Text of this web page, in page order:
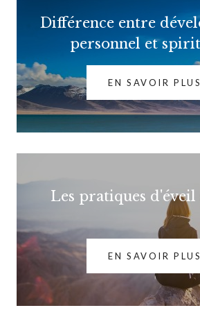
Différence entre
personnel et
EN SAVOIR PLUS
Les pratiques
EN SAVOIR PLUS